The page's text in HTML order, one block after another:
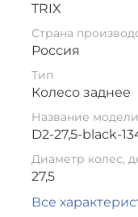
TRIX
Страна
Россия
Тип
Колесо заднее
Название модели
D2-27,5-black-
Диаметр колес,
27,5
Все